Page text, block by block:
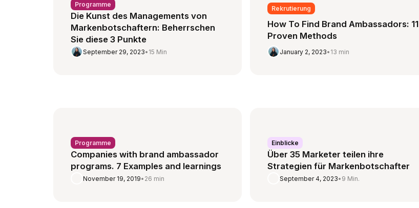
Programme
Die Kunst des Managements von
Markenbotschaftern: Beherrschen
Sie diese 3 Punkte
September 29, 2023• 15 Min
Rekrutierung
How To Find Brand Ambassadors: 11
Proven Methods
January 2, 2023• 13 min
Programme
Companies with brand ambassador
programs. 7 Examples and learnings
November 19, 2019• 26 min
Einblicke
Über 35 Marketer teilen ihre
Strategien für Markenbotschafter
September 4, 2023• 9 Min.